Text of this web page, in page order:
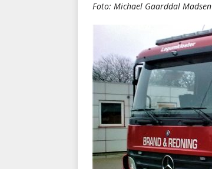
Foto: Michael Gaarddal Madsen